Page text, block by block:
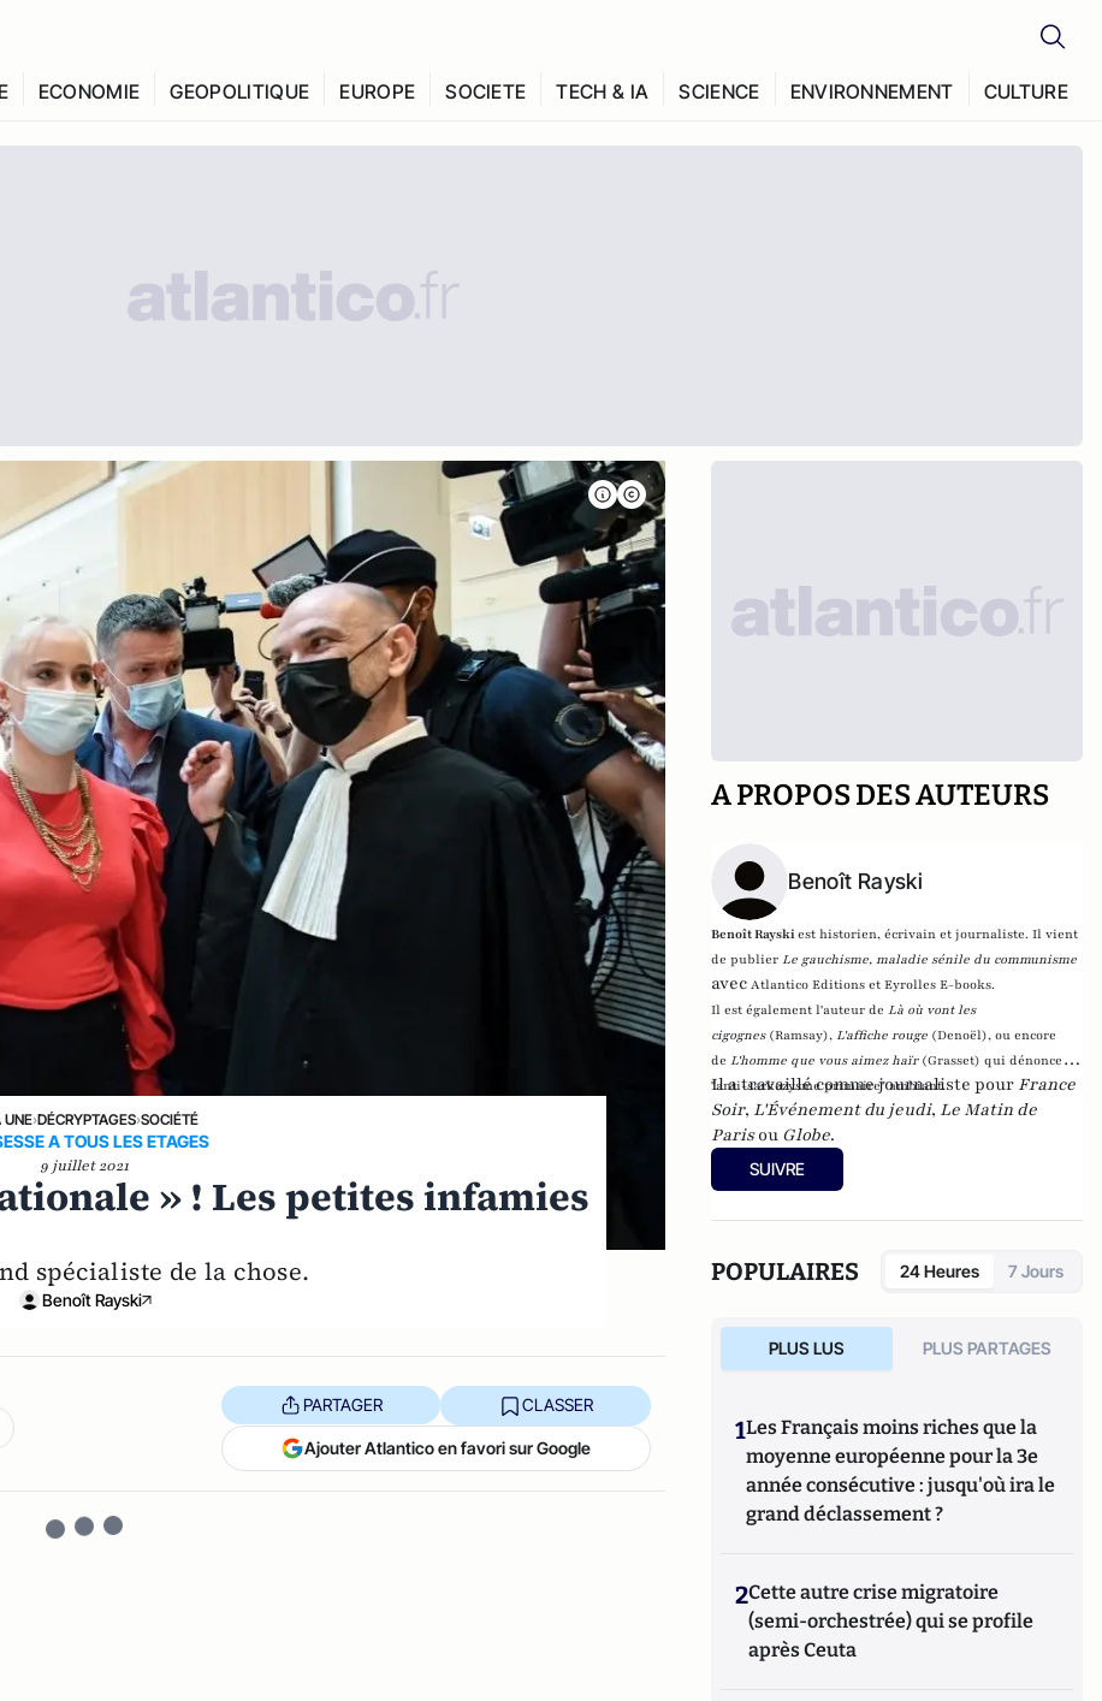
ECONOMIE GEOPOLITIQUE EUROPE SOCIETE TECH & IA SCIENCE ENVIRONNEMENT CULTURE
UNE›DÉCRYPTAGES›SOCIÉTÉ
A TOUS LES ETAGES
9 juillet 2021
» ! Les petites infamies
spécialiste de la chose.
Benoît Rayski
PARTAGER CLASSER
Ajouter Atlantico en favori sur Google
A PROPOS DES AUTEURS
Benoît Rayski
Benoît Rayskiest historien, écrivain et journaliste. Il vient
de publierLe gauchisme, maladie sénile du communisme
avecAtlantico Editions et Eyrolles E-books.
Il est également l'auteur deLà où vont les
cigognes (Ramsay),L'affiche rouge (Denoël), ou encore
deL'homme que vous aimez haïr (Grasset) qui dénonce l'
"anti-sarkozysme primaire" ambiant.
Il a travaillé comme journaliste pour France
Soir, L'Événement du jeudi, Le Matin de
Parisou Globe.
SUIVRE
POPULAIRES 24 Heures 7 Jours
PLUS LUS PLUS PARTAGES
1Les Français moins riches que la
moyenne européenne pour la 3e
année consécutive : jusqu'où ira le
grand déclassement ?
2Cette autre crise migratoire
(semi-orchestrée) qui se profile
après Ceuta